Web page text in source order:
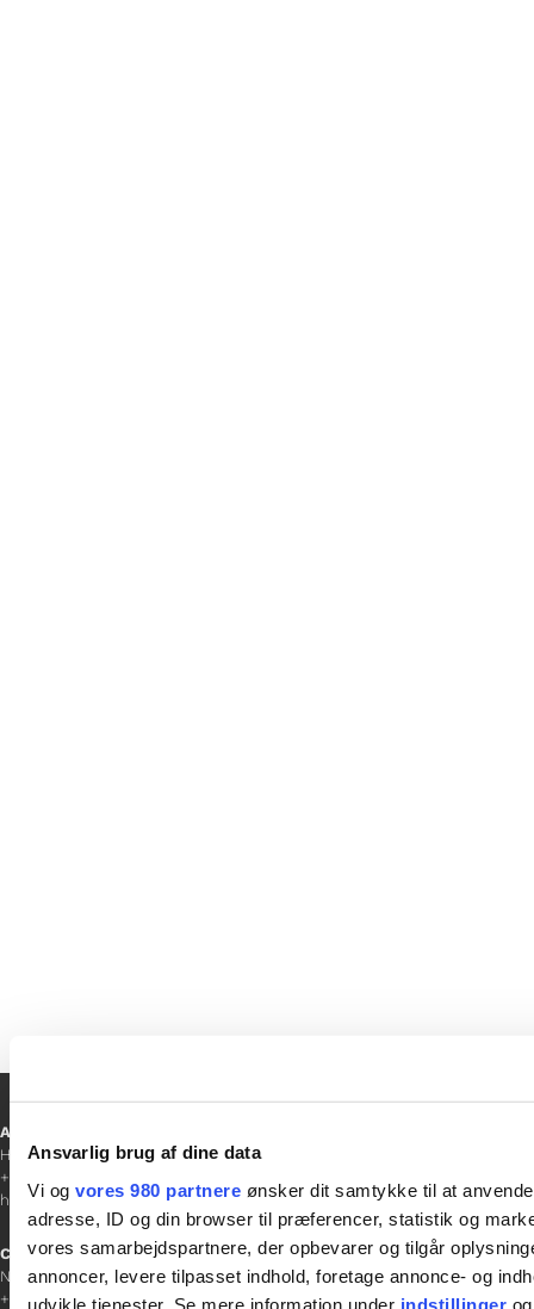
Ansvarlig brug af dine data
Vi og vores 980 partnere ønsker dit samtykke til at
adresse, ID og din browser til præferencer, statistik og
vores samarbejdspartnere, der opbevarer og tilgår
annoncer, levere tilpasset indhold, foretage annonce- og
udvikle tjenester. Se mere information under indstillinger
Ansvarshavende redaktør
Hanne Jensen
+45 30 20 68 35
hanne@gladfonden.dk
Chefredaktør
Nathalie Bitton
+45 26 25 17 65